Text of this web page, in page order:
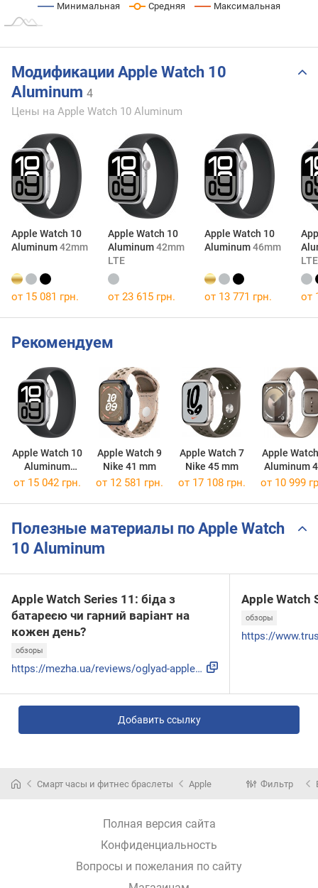
Минимальная Средняя Максимальная
Модификации Apple Watch 10
Aluminum 4
Цены на Apple Watch 10 Aluminum
Apple Watch 10
Aluminum42mm
Apple Watch 10
Aluminum42mm
LTE
Apple Watch 10
Aluminum46mm
LTE
от 15 081 грн. от 23 615 грн. от 13 771 грн. от
Рекомендуем
Apple Watch 10
Aluminum
42mm
Apple Watch 9
Nike 41 mm
Apple Watch 7
Nike 45 mm
Apple
Aluminum
mm
от 15 042 грн. от 12 581 грн. от 17 108 грн. от 10 999
Полезные материалы по Apple Watch
10 Aluminum
Apple Watch Series 11: біда з
батареєю чи гарний варіант на
кожен день?
обзоры
https://mezha.ua/reviews/oglyad-apple-watch-series-11-bida-...
Apple Watch
обзоры
Добавить ссылку
Смарт часы и фитнес браслеты Apple Фильтр
Полная версия сайта
Конфиденциальность
Вопросы и пожелания по сайту